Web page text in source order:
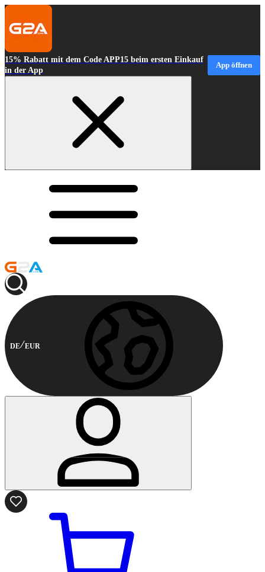
15% Rabatt mit dem Code APP15 beim ersten Einkauf
in der App
App öffnen
DE EUR